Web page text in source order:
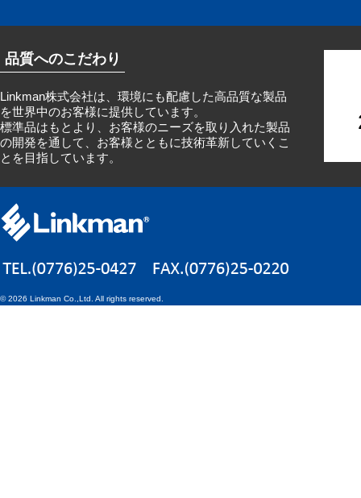
品質へのこだわり
Linkman株式会社は、環境にも配慮した高品質な製品
を世界中のお客様に提供しています。
標準品はもとより、お客様のニーズを取り入れた製品
の開発を通して、お客様とともに技術革新していくこ
とを目指しています。
©2026 Linkman Co.,Ltd. All rights reserved.